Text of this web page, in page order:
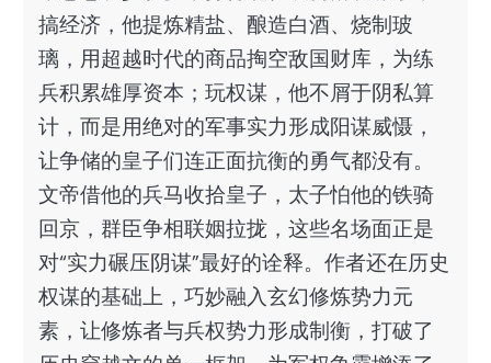
搞经济，他提炼精盐、酿造白酒、烧制玻
璃，用超越时代的商品掏空敌国财库，为练
兵积累雄厚资本；玩权谋，他不屑于阴私算
计，而是用绝对的军事实力形成阳谋威慑，
让争储的皇子们连正面抗衡的勇气都没有。
文帝借他的兵马收拾皇子，太子怕他的铁骑
回京，群臣争相联姻拉拢，这些名场面正是
对“实力碾压阴谋”最好的诠释。作者还在历史
权谋的基础上，巧妙融入玄幻修炼势力元
素，让修炼者与兵权势力形成制衡，打破了